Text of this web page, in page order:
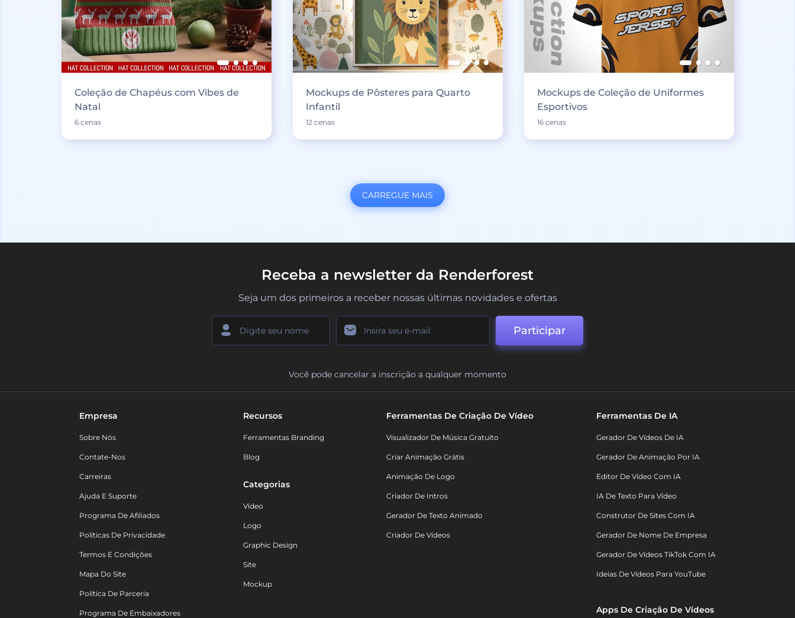
Coleção de Chapéus com Vibes de
Natal
6 cenas
Mockups de Pôsteres para Quarto
Infantil
12 cenas
Mockups de Coleção de Uniformes
Esportivos
16 cenas
CARREGUE MAIS
Receba a newsletter da Renderforest
Seja um dos primeiros a receber nossas últimas novidades e ofertas
Participar
Você pode cancelar a inscrição a qualquer momento
Empresa
Sobre Nós
Contate-Nos
Carreiras
Ajuda E Suporte
Programa De Afiliados
Políticas De Privacidade
Termos E Condições
Mapa Do Site
Política De Parceria
Programa De Embaixadores
Recursos
Ferramentas Branding
Blog
Categorias
Vídeo
Logo
Graphic Design
Site
Mockup
Ferramentas De Criação De Vídeo
Visualizador De Música Gratuito
Criar Animação Grátis
Animação De Logo
Criador De Intros
Gerador De Texto Animado
Criador De Vídeos
Ferramentas De IA
Gerador De Vídeos De IA
Gerador De Animação Por IA
Editor De Vídeo Com IA
IA De Texto Para Vídeo
Construtor De Sites Com IA
Gerador De Nome De Empresa
Gerador De Vídeos TikTok Com IA
Ideias De Vídeos Para YouTube
Apps De Criação De Vídeos